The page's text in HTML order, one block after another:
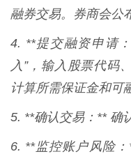
融券交易。券商会公
4. **提交融资申请
入”，输入股票代码
计算所需保证金和可
5. **确认交易：** 确
6. **监控账户风险